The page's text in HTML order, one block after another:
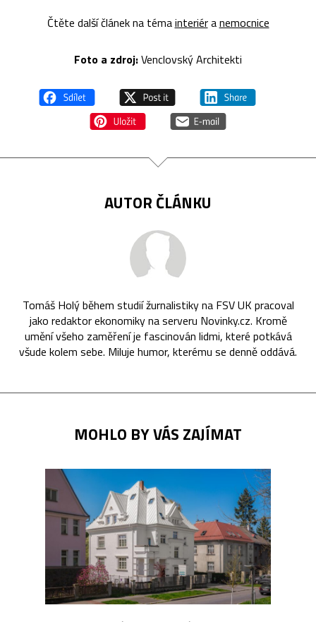
Čtěte další článek na témainteriéranemocnice
Foto a zdroj:Venclovský Architekti
AUTOR ČLÁNKU
Tomáš Holý během studií žurnalistiky na FSV UK pracoval
jako redaktor ekonomiky na serveru Novinky.cz. Kromě
umění všeho zaměření je fascinován lidmi, které potkává
všude kolem sebe. Miluje humor, kterému se denně oddává.
MOHLO BY VÁS ZAJÍMAT